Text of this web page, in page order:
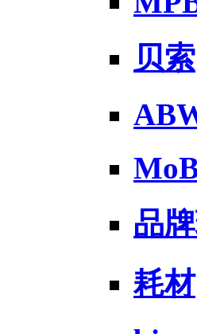
贝索
品
耗材